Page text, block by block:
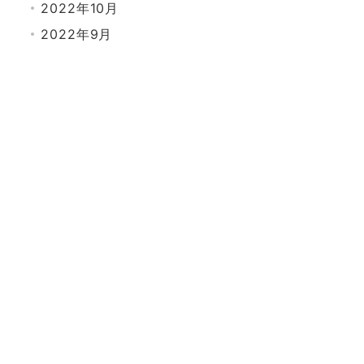
2022年10月
2022年9月